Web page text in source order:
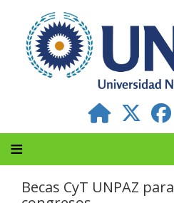
contenido
principal
Becas CyT UNPAZ